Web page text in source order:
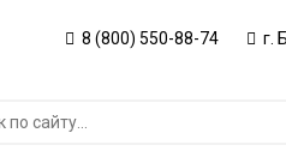
8 (800) 550-88-74 г.